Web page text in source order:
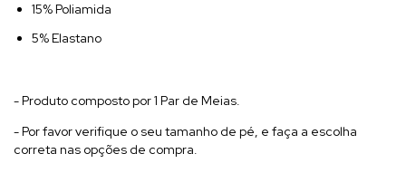
15% Poliamida
5% Elastano
- Produto composto por 1 Par de Meias.
- Por favor verifique o seu tamanho de pé, e faça a escolha
correta nas opções de compra.